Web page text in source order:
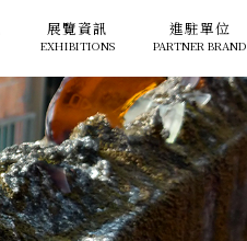
展覽資訊
EXHIBITIONS
進駐單位
PARTNER BRAND